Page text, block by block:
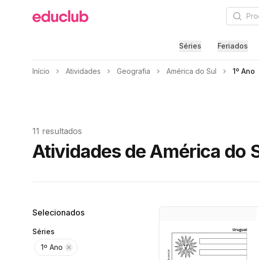
Educlub
Séries Feriados
Início Atividades Geografia América do Sul 1º Ano
11 resultados
Atividades de América do
Filtros
Selecionados
Séries
1º Ano